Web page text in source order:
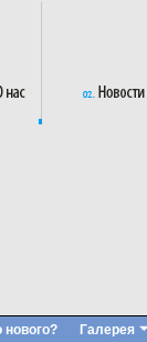
нового? Галерея